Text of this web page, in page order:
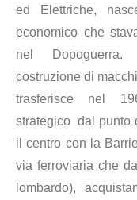
ed Elettriche,
economico che
nel Dopoguerra.
costruzione di
trasferisce nel
strategico dal punto
il centro con la
via ferroviaria che
lombardo),